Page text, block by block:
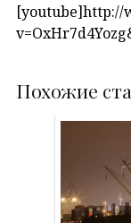
[youtube]http://
Похожие